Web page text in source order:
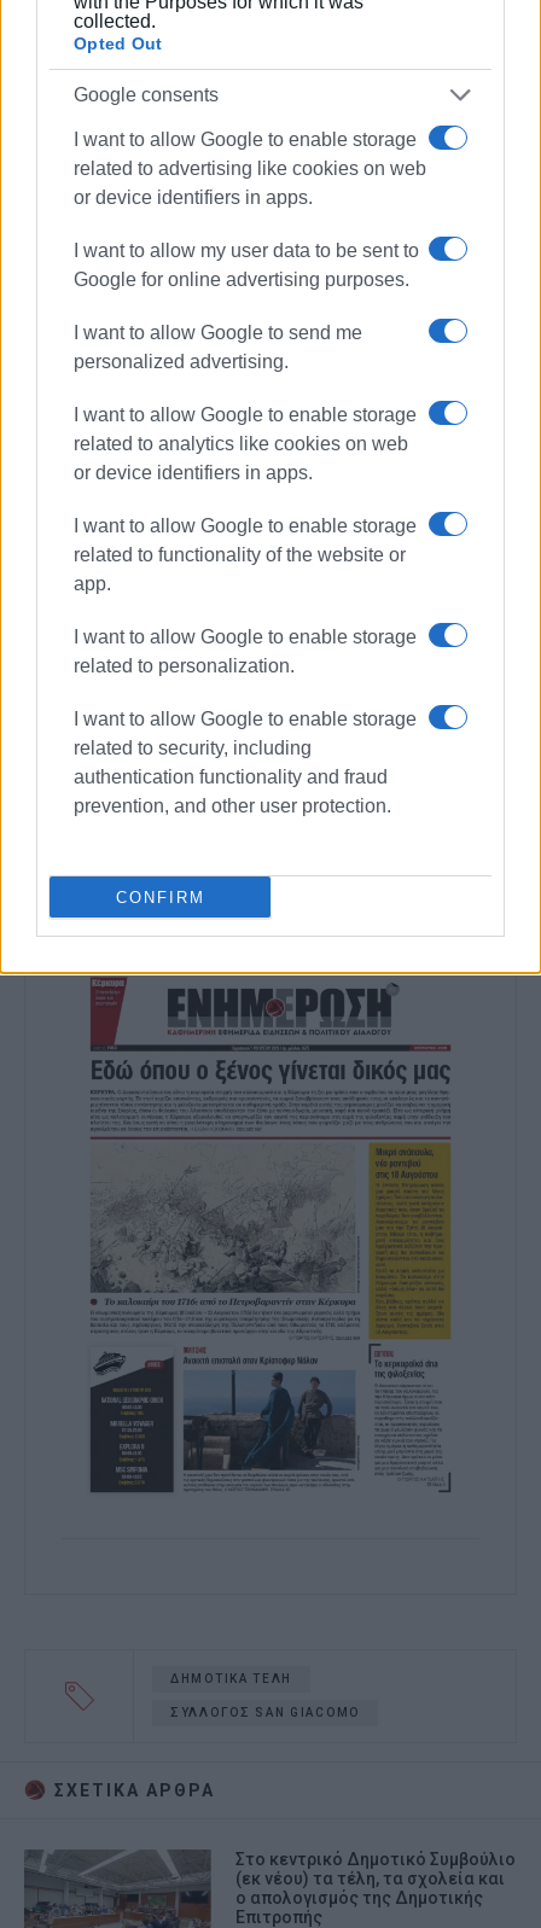
collected.
Opted Out
Google consents
I want to allow Google to enable storage
related to advertising like cookies on web
or device identifiers in apps.
I want to allow my user data to be sent to
Google for online advertising purposes.
I want to allow Google to send me
personalized advertising.
I want to allow Google to enable storage
related to analytics like cookies on web
or device identifiers in apps.
I want to allow Google to enable storage
related to functionality of the website or
app.
I want to allow Google to enable storage
related to personalization.
I want to allow Google to enable storage
related to security, including
authentication functionality and fraud
prevention, and other user protection.
CONFIRM
μόνο όταν αυτοί παρουσιάζουν το σύνολο της εικόνας
της οικονομικής κατάστασης του Δήμου και όχι μόνο
του αποσπάσματος των απορριμμάτων.
τη αναλυτική, μεθοδολογική και τεκμηριωμένη
πρόταση από την πλευρά της δημοτικής αρχής που θα
λύση για το οικονομικό πρόβλημα του Δήμου που
επηρεάζει όλους μας.
Εμφανίσεις: 123
Ακολουθήστε το enimerosi στοFacebook
Συνδρομητές στο e-paper
ΔΗΜΟΤΙΚΑ ΤΕΛΗ
ΣΥΛΛΟΓΟΣ SAN GIACOMO
ΣΧΕΤΙΚA AΡΘΡΑ
Στο κεντρικό Δημοτικό Συμβούλιο
(εκ νέου) τα τέλη, τα σχολεία και
ο απολογισμός της Δημοτικής
Επιτροπής